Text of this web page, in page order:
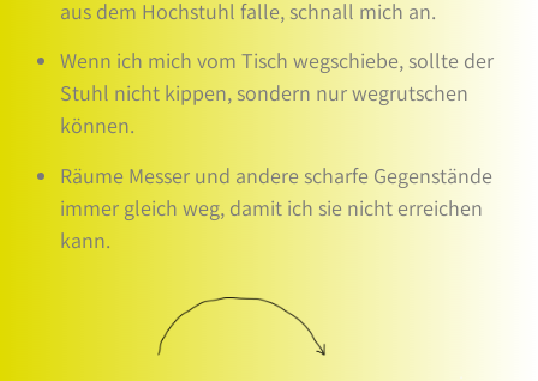
aus dem Hochstuhl falle, schnall mich an.
Wenn ich mich vom Tisch wegschiebe, sollte der
Stuhl nicht kippen, sondern nur wegrutschen
können.
Räume Messer und andere scharfe Gegenstände
immer gleich weg, damit ich sie nicht erreichen
kann.